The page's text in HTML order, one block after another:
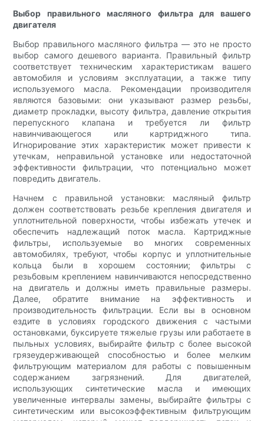
Выбор правильного масляного фильтра для вашего
двигателя
Выбор правильного масляного фильтра — это не просто
выбор самого дешевого варианта. Правильный фильтр
соответствует техническим характеристикам вашего
автомобиля и условиям эксплуатации, а также типу
используемого масла. Рекомендации производителя
являются базовыми: они указывают размер резьбы,
диаметр прокладки, высоту фильтра, давление открытия
перепускного клапана и требуется ли фильтр
навинчивающегося или картриджного типа.
Игнорирование этих характеристик может привести к
утечкам, неправильной установке или недостаточной
эффективности фильтрации, что потенциально может
повредить двигатель.
Начнем с правильной установки: масляный фильтр
должен соответствовать резьбе крепления двигателя и
уплотнительной поверхности, чтобы избежать утечек и
обеспечить надлежащий поток масла. Картриджные
фильтры, используемые во многих современных
автомобилях, требуют, чтобы корпус и уплотнительные
кольца были в хорошем состоянии; фильтры с
резьбовым креплением навинчиваются непосредственно
на двигатель и должны иметь правильные размеры.
Далее, обратите внимание на эффективность и
производительность фильтрации. Если вы в основном
ездите в условиях городского движения с частыми
остановками, буксируете тяжелые грузы или работаете в
пыльных условиях, выбирайте фильтр с более высокой
грязеудерживающей способностью и более мелким
фильтрующим материалом для работы с повышенным
содержанием загрязнений. Для двигателей,
использующих синтетические масла и имеющих
увеличенные интервалы замены, выбирайте фильтры с
синтетическим или высокоэффективным фильтрующим